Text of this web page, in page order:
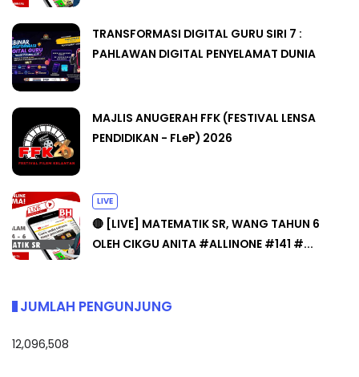
TRANSFORMASI DIGITAL GURU SIRI 7 :
PAHLAWAN DIGITAL PENYELAMAT DUNIA
MAJLIS ANUGERAH FFK (FESTIVAL LENSA
PENDIDIKAN - FLeP) 2026
LIVE
🔴 [LIVE] MATEMATIK SR, WANG TAHUN 6
OLEH CIKGU ANITA #ALLINONE #141 #...
JUMLAH PENGUNJUNG
12,096,508